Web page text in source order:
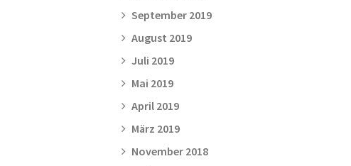
September 2019
August 2019
Juli 2019
Mai 2019
April 2019
März 2019
November 2018